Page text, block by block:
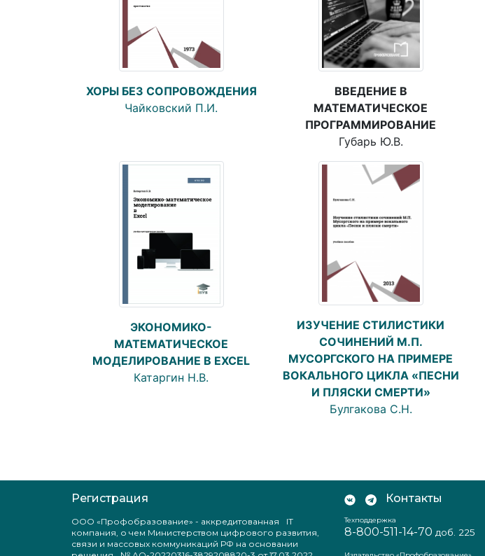
ХОРЫ БЕЗ СОПРОВОЖДЕНИЯ
Чайковский П.И.
ВВЕДЕНИЕ В
МАТЕМАТИЧЕСКОЕ
ПРОГРАММИРОВАНИЕ
Губарь Ю.В.
ЭКОНОМИКО-
МАТЕМАТИЧЕСКОЕ
МОДЕЛИРОВАНИЕ В EXCEL
Катаргин Н.В.
ИЗУЧЕНИЕ СТИЛИСТИКИ
СОЧИНЕНИЙ М.П.
МУСОРГСКОГО НА ПРИМЕРЕ
ВОКАЛЬНОГО ЦИКЛА «ПЕСНИ
И ПЛЯСКИ СМЕРТИ»
Булгакова С.Н.
Регистрация
ООО «Профобразование» - аккредитованная IT
компания, о чем Министерством цифрового развития,
связи и массовых коммуникаций РФ на основании
Контакты
Техподдержка
8-800-511-14-70 доб. 225